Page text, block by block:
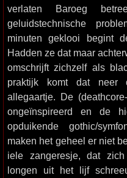
verlaten Baroeg
geluidstechnische
minuten geklooi begint
Hadden ze dat maar
omschrijft zichzelf als
praktijk komt dat neer
allegaartje. De
ongeïnspireerd en de
opduikende gothic/
maken het geheel er niet
iele zangeresje, dat
longen uit het lijf